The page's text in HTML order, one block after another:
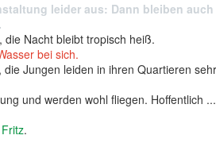
leider aus: Dann bleiben
die Nacht bleibt tropisch heiß.
bei sich.
die Jungen leiden in ihren Quartieren
und werden wohl fliegen. Hoffentlich ...
Fritz.